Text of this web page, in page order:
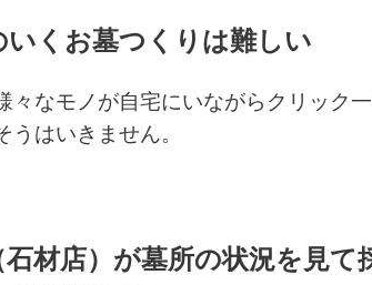
くお墓つくりは難しい
々なモノが自宅にいながらクリック
はいきません。
材店）が墓所の状況を見て